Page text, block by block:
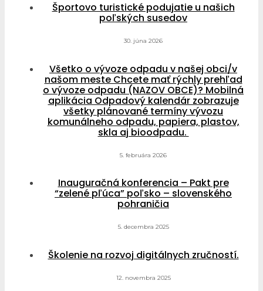
Športovo turistické podujatie u našich
poľských susedov
30. júna 2026
Všetko o vývoze odpadu v našej obci/v
našom meste Chcete mať rýchly prehľad
o vývoze odpadu (NAZOV OBCE)? Mobilná
aplikácia Odpadový kalendár zobrazuje
všetky plánované termíny vývozu
komunálneho odpadu, papiera, plastov,
skla aj bioodpadu.
5. februára 2026
Inauguračná konferencia – Pakt pre
“zelené pľúca” poľsko – slovenského
pohraničia
5. decembra 2025
Školenie na rozvoj digitálnych zručností.
12. novembra 2025